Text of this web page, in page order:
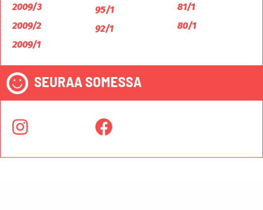
2009/3
2009/2
2009/1
95/1
92/1
81/1
80/1
SEURAA SOMESSA